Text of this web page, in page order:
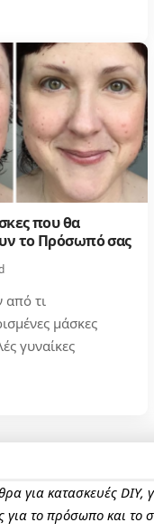
που θα
το Πρόσωπό σας
τι
μάσκες
γυναίκες
για κατασκευές DIY,
για το πρόσωπο και